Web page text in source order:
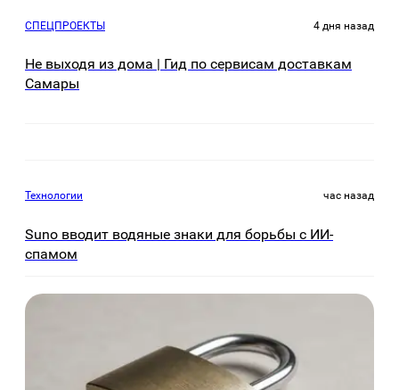
СПЕЦПРОЕКТЫ 4 дня назад
Не выходя из дома | Гид по сервисам доставкам
Самары
Технологии час назад
Suno вводит водяные знаки для борьбы с ИИ-
спамом